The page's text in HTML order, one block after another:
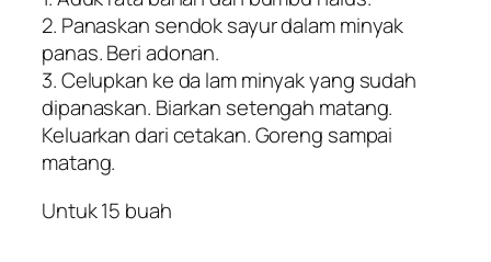
2. Panaskan sendok sayur dalam minyak
panas. Beri adonan.
3. Celupkan ke da lam minyak yang sudah
dipanaskan. Biarkan setengah matang.
Keluarkan dari cetakan. Goreng sampai
matang.
Untuk 15 buah